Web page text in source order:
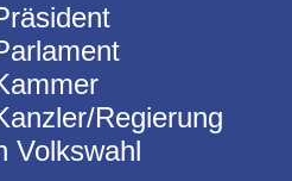
Regierung
Volkswahl